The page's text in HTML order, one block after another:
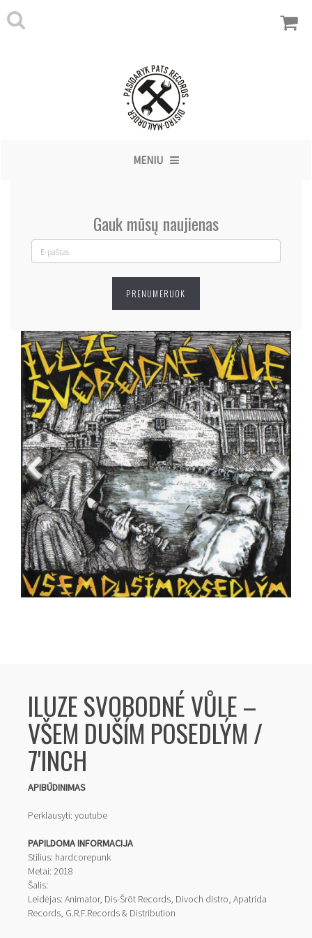
MENIU
Gauk mūsų naujienas
ILUZE SVOBODNÉ VŮLE ‎–
VŠEM DUŠÍM POSEDLÝM /
7'INCH
APIBŪDINIMAS
Perklausyti: youtube
PAPILDOMA INFORMACIJA
Stilius: hardcorepunk
Metai: 2018
Šalis:
Leidėjas: Animator, Dis-Šröt Records, Divoch distro, Apatrida
Records, G.R.F.Records & Distribution